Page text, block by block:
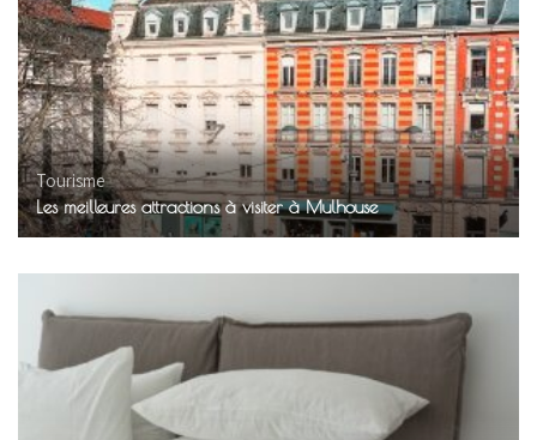
Tourisme
Les meilleures attractions à visiter à Mulhouse